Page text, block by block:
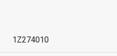
1Z274010